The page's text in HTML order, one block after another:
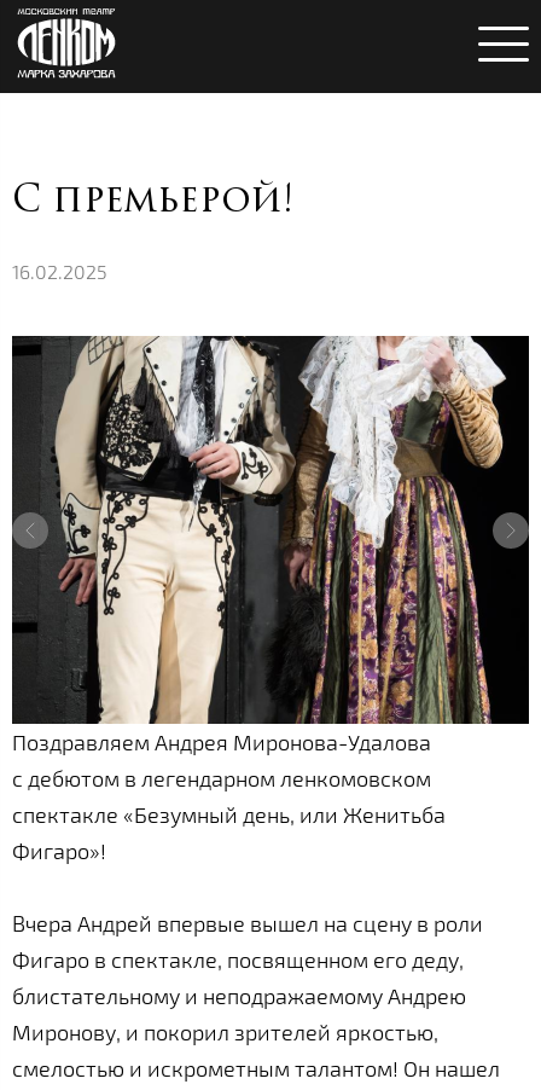
C премьерой!
16.02.2025
Поздравляем Андрея Миронова-Удалова
с дебютом в легендарном ленкомовском
спектакле «Безумный день, или Женитьба
Фигаро»!
Вчера Андрей впервые вышел на сцену в роли
Фигаро в спектакле, посвященном его деду,
блистательному и неподражаемому Андрею
Миронову, и покорил зрителей яркостью,
смелостью и искрометным талантом! Он нашел